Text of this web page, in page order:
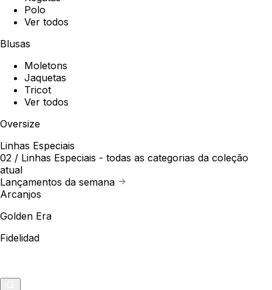
Polo
Ver todos
Blusas
Moletons
Jaquetas
Tricot
Ver todos
Oversize
Linhas Especiais
02 / Linhas Especiais - todas as categorias da coleção
atual
Lançamentos da semana
Arcanjos
Golden Era
Fidelidad